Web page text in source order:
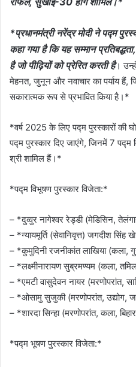
*प्रधानमंत्री नरेंद्र मोदी ने पद्म
कहा गया है कि यह सम्मान
है जो पीढ़ियों को प्रेरित करती है।
मेहनत, जुनून और नवाचार का पर्याय हैं,
सकारात्मक रूप से प्रभावित किया है।*
*वर्ष 2025 के लिए पद्म पुरस्कारों की
पद्म पुरस्कार दिए जाएंगे, जिनमें 7
श्री शामिल हैं।*
*पद्म विभूषण पुरस्कार विजेता:*
– *दुव्वुर नागेश्वर रेड्डी (मेडिसिन,
– *न्यायमूर्ति (सेवानिवृत्त) जगदीश
– *कुमुदिनी रजनीकांत लाखिया (कला,
– *लक्ष्मीनारायण सुब्रमण्यम (कला,
– *एमटी वासुदेवन नायर (मरणोपरांत,
– *ओसामु सुजुकी (मरणोपरांत, उद्योग,
– *शारदा सिन्हा (मरणोपरांत, कला,
*पद्म भूषण पुरस्कार विजेता:*